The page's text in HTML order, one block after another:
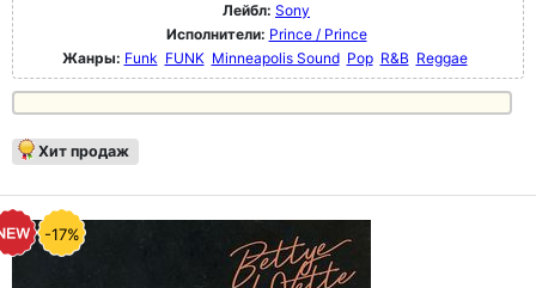
Лейбл: Sony
Исполнители: Prince / Prince
Жанры: Funk FUNK Minneapolis Sound Pop R&B Reggae
Хит продаж
-17%